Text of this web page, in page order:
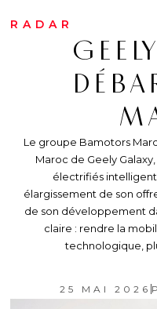
RADAR
Le groupe Bamotors
Maroc de Geely
électrifiés
élargissement de son
de son développement
claire : rendre la
technologique,
25 MAI 2026